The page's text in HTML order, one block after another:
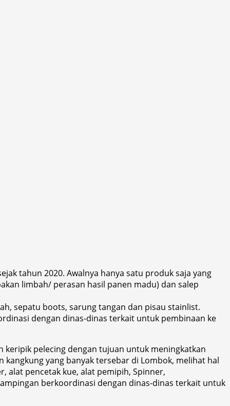
tahun 2020. Awalnya hanya satu produk saja yang
limbah/ perasan hasil panen madu) dan salep
sepatu boots, sarung tangan dan pisau stainlist.
dengan dinas-dinas terkait untuk pembinaan ke
keripik pelecing dengan tujuan untuk meningkatkan
yang banyak tersebar di Lombok, melihat hal
alat pencetak kue, alat pemipih, Spinner,
berkoordinasi dengan dinas-dinas terkait untuk